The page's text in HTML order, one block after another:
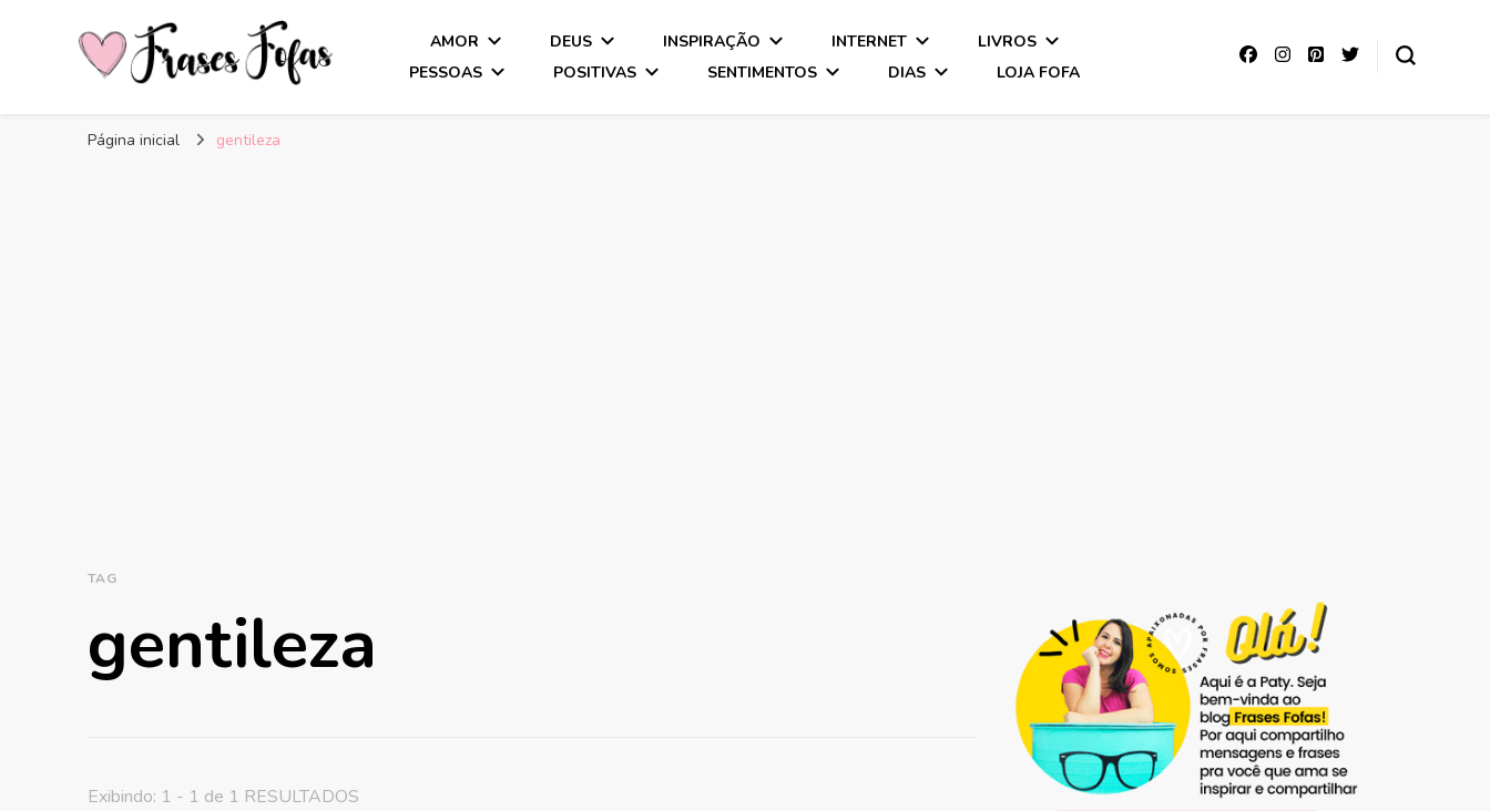
Frases Fofas
AMOR DEUS INSPIRAÇÃO INTERNET
LIVROS
PESSOAS
POSITIVAS SENTIMENTOS DIAS LOJA FOFA
Página inicial gentileza
TAG
gentileza
Exibindo: 1 - 1 de 1 RESULTADOS